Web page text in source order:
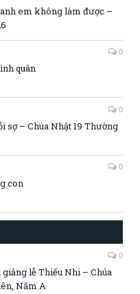
em không làm được –
0
quân
0
sợ – Chúa Nhật 19 Thường
0
con
0
lễ Thiếu Nhi – Chúa
Năm A